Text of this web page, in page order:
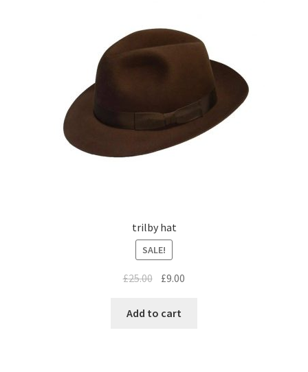
trilby hat
SALE!
£25.00 £9.00
Add to cart